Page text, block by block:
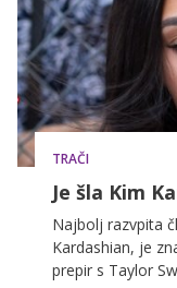
TRAČI
Je šla Kim
Najbolj razvpita
Kardashian, je
prepir s Taylor